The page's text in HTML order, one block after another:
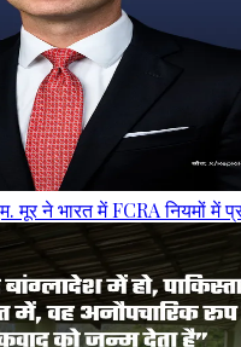
मूर ने भारत में FCRA नियमों में